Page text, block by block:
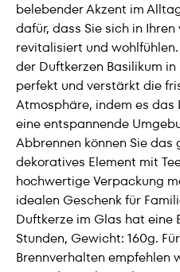
belebender Akzent im
dafür, dass Sie sich in
revitalisiert und
der Duftkerzen Basilikum
perfekt und verstärkt die
Atmosphäre, indem es
eine entspannende
Abbrennen können Sie
dekoratives Element mit
hochwertige Verpackung
idealen Geschenk für
Duftkerze im Glas hat eine
Stunden, Gewicht: 160g.
Brennverhalten empfehlen